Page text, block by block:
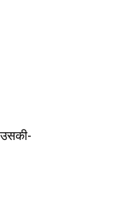
उसकी-